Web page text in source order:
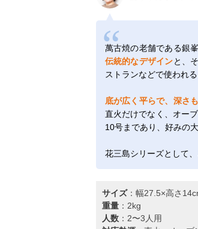
萬古焼の老舗である銀
伝統的なデザインと、
ストランなどで使われ
底が広く平らで、深さ
直火だけでなく、オー
10号まであり、好みの
花三島シリーズとして、
サイズ：幅27.5×高さ
重量：2kg
人数：2〜3人用